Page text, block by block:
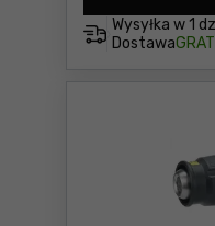
Wysyłka w 1
Dostawa